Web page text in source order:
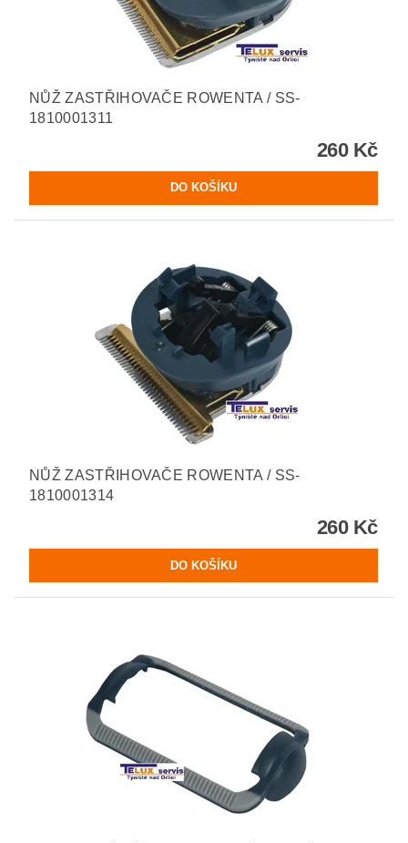
NŮŽ ZASTŘIHOVAČE ROWENTA / SS-
1810001311
260 Kč
NŮŽ ZASTŘIHOVAČE ROWENTA / SS-
1810001314
260 Kč